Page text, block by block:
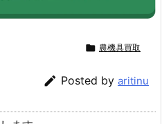
 農機具買取
 Posted by aritinu